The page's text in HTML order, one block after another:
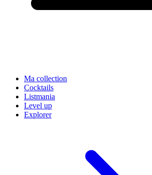
Ma collection
Cocktails
Listmania
Level up
Explorer